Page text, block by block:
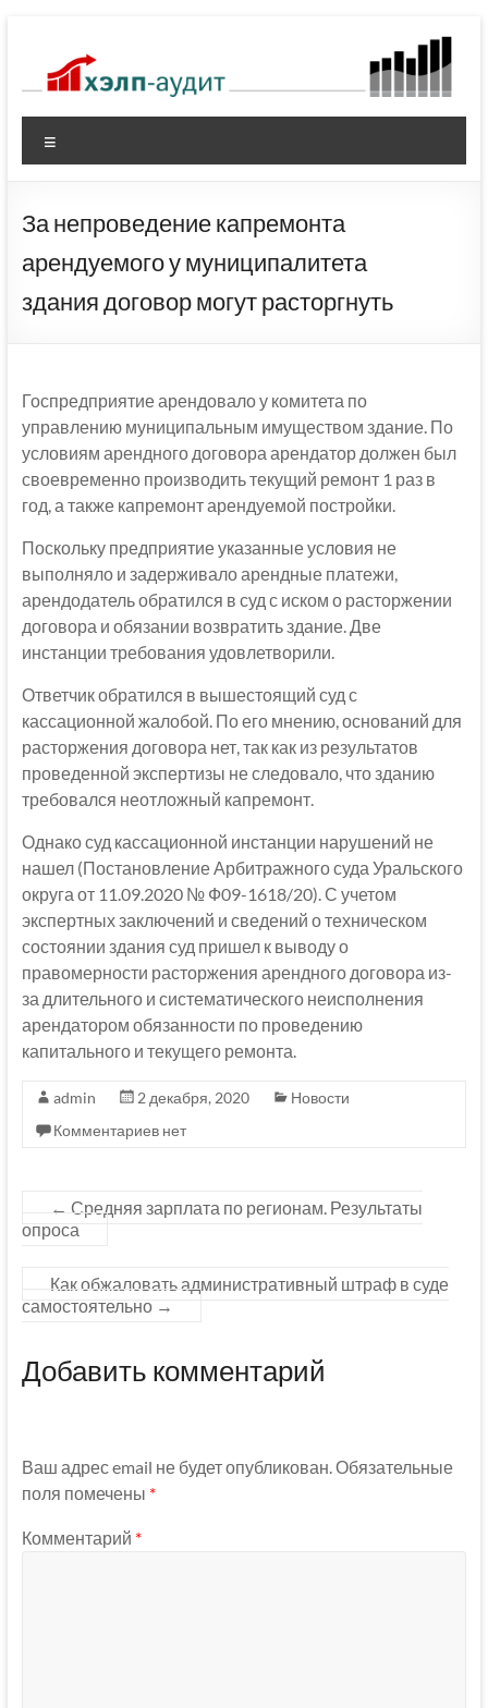
содержимому
За непроведение капремонта
арендуемого у муниципалитета
здания договор могут расторгнуть
Госпредприятие арендовало у комитета по
управлению муниципальным имуществом здание. По
условиям арендного договора арендатор должен был
своевременно производить текущий ремонт 1 раз в
год, а также капремонт арендуемой постройки.
Поскольку предприятие указанные условия не
выполняло и задерживало арендные платежи,
арендодатель обратился в суд с иском о расторжении
договора и обязании возвратить здание. Две
инстанции требования удовлетворили.
Ответчик обратился в вышестоящий суд с
кассационной жалобой. По его мнению, оснований для
расторжения договора нет, так как из результатов
проведенной экспертизы не следовало, что зданию
требовался неотложный капремонт.
Однако суд кассационной инстанции нарушений не
нашел (Постановление Арбитражного суда Уральского
округа от 11.09.2020 № Ф09-1618/20). С учетом
экспертных заключений и сведений о техническом
состоянии здания суд пришел к выводу о
правомерности расторжения арендного договора из-
за длительного и систематического неисполнения
арендатором обязанности по проведению
капитального и текущего ремонта.
admin 2 декабря, 2020
Новости
Комментариев нет
← Средняя зарплата по регионам. Результаты
опроса
Как обжаловать административный штраф в суде
самостоятельно →
Добавить комментарий
Ваш адрес email не будет опубликован. Обязательные
поля помечены *
Комментарий *